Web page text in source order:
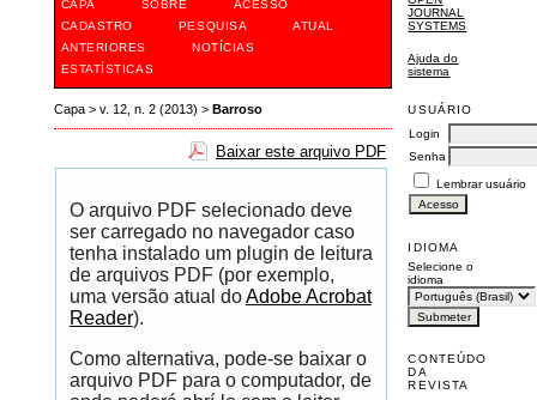
JOURNAL
SYSTEMS
Ajuda do
sistema
USUÁRIO
Login
Senha
Lembrar usuário
IDIOMA
Selecione o
idioma
CONTEÚDO
DA
REVISTA
CAPA SOBRE
ACESSO
CADASTRO
PESQUISA
ATUAL
ANTERIORES
NOTÍCIAS
ESTATÍSTICAS
Capa> v. 12, n. 2 (2013) > Barroso
Baixar este arquivo PDF
O arquivo PDF selecionado deve
ser carregado no navegador caso
tenha instalado um plugin de leitura
de arquivos PDF (por exemplo,
uma versão atual doAdobe Acrobat
Reader).
Como alternativa, pode-se baixar o
arquivo PDF para o computador, de